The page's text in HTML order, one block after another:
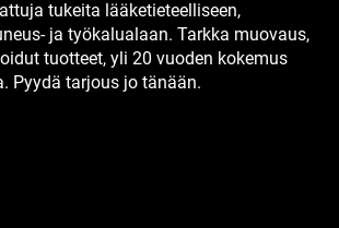
tukeita lääketieteelliseen,
ja työkalualaan. Tarkka muovaus,
tuotteet, yli 20 vuoden kokemus
Pyydä tarjous jo tänään.